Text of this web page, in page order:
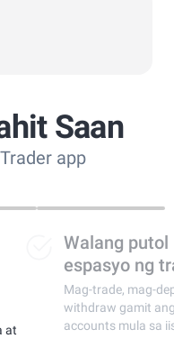
Saan
app
Walang putol na
espasyo ng
Mag-trade, mag-deposito,
withdraw gamit ang
accounts mula sa iisang